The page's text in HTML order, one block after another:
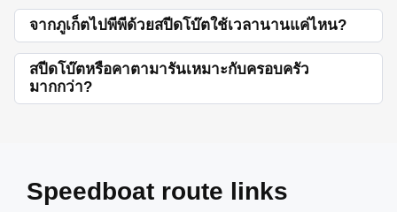
จากภูเก็ตไปพีพีด้วยสปีดโบ๊ตใช้เวลานานแค่ไหน?
สปีดโบ๊ตหรือคาตามารันเหมาะกับครอบครัว
มากกว่า?
Speedboat route links